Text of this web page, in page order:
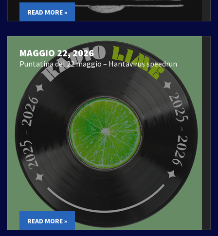
READ MORE »
MAGGIO 22, 2026
Puntatina del 22 maggio – Hantavirus speedrun
READ MORE »